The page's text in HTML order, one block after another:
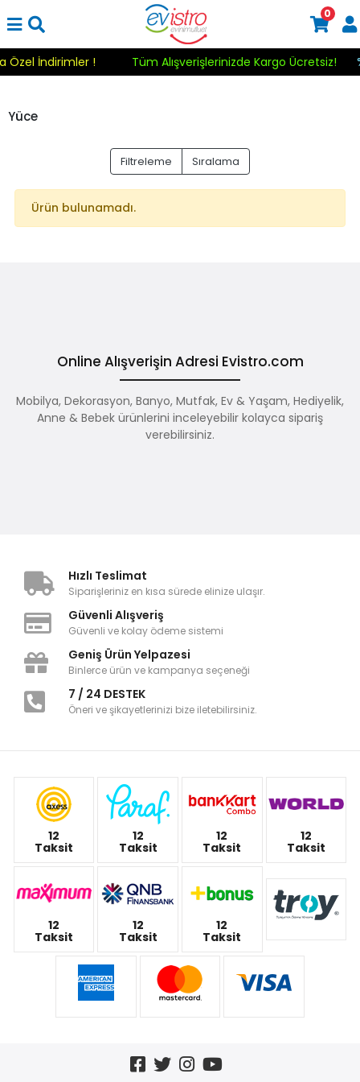
Özel İndirimler ! Tüm Alışverişlerinizde Kargo Ücretsiz!
0
Yüce
Filtreleme Sıralama
Ürün bulunamadı.
Online Alışverişin Adresi Evistro.com
Mobilya, Dekorasyon, Banyo, Mutfak, Ev & Yaşam, Hediyelik,
Anne & Bebek ürünlerini inceleyebilir kolayca sipariş
verebilirsiniz.
Hızlı Teslimat
Siparişleriniz en kısa sürede elinize ulaşır.
Güvenli Alışveriş
Güvenli ve kolay ödeme sistemi
Geniş Ürün Yelpazesi
Binlerce ürün ve kampanya seçeneği
7 / 24 DESTEK
Öneri ve şikayetlerinizi bize iletebilirsiniz.
12
Taksit
12
Taksit
12
Taksit
12
Taksit
12
Taksit
12
Taksit
12
Taksit